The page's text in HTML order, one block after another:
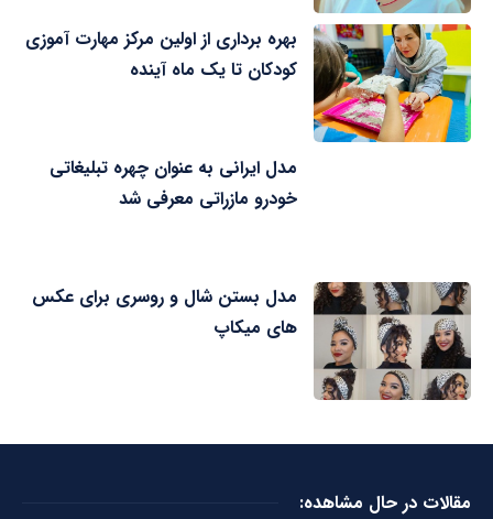
بهره برداری از اولین مرکز مهارت آموزی
کودکان تا یک ماه آینده
مدل ایرانی به عنوان چهره تبلیغاتی
خودرو مازراتی معرفی شد
مدل بستن شال و روسری برای عکس
های میکاپ
مقالات در حال مشاهده: